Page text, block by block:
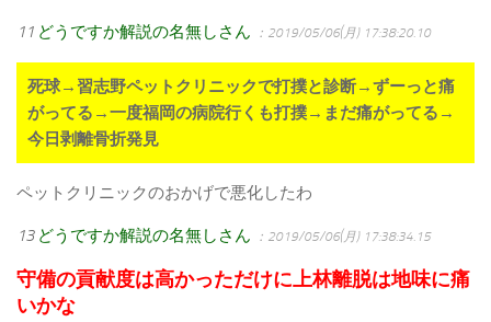
11 どうですか解説の名無しさん ：2019/05/06(月) 17:38:20.10
死球→習志野ペットクリニックで打撲と診断→ずーっと痛
がってる→一度福岡の病院行くも打撲→まだ痛がってる→
今日剥離骨折発見
ペットクリニックのおかげで悪化したわ
13 どうですか解説の名無しさん ：2019/05/06(月) 17:38:34.15
守備の貢献度は高かっただけに上林離脱は地味に痛
いかな